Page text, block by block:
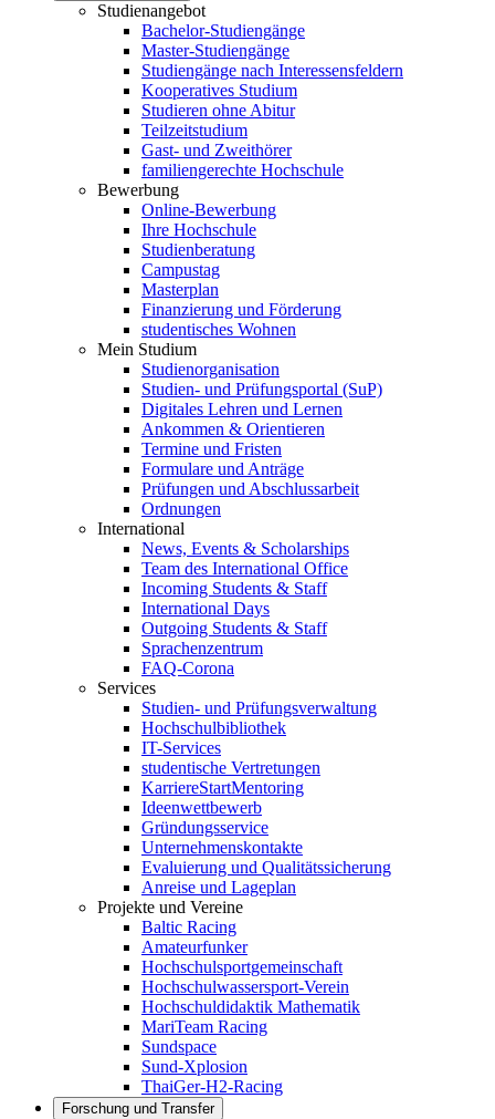
Studienangebot
Bachelor-Studiengänge
Master-Studiengänge
Studiengänge nach Interessensfeldern
Kooperatives Studium
Studieren ohne Abitur
Teilzeitstudium
Gast- und Zweithörer
familiengerechte Hochschule
Bewerbung
Online-Bewerbung
Ihre Hochschule
Studienberatung
Campustag
Masterplan
Finanzierung und Förderung
studentisches Wohnen
Mein Studium
Studienorganisation
Studien- und Prüfungsportal (SuP)
Digitales Lehren und Lernen
Ankommen & Orientieren
Termine und Fristen
Formulare und Anträge
Prüfungen und Abschlussarbeit
Ordnungen
International
News, Events & Scholarships
Team des International Office
Incoming Students & Staff
International Days
Outgoing Students & Staff
Sprachenzentrum
FAQ-Corona
Services
Studien- und Prüfungsverwaltung
Hochschulbibliothek
IT-Services
studentische Vertretungen
KarriereStartMentoring
Ideenwettbewerb
Gründungsservice
Unternehmenskontakte
Evaluierung und Qualitätssicherung
Anreise und Lageplan
Projekte und Vereine
Baltic Racing
Amateurfunker
Hochschulsportgemeinschaft
Hochschulwassersport-Verein
Hochschuldidaktik Mathematik
MariTeam Racing
Sundspace
Sund-Xplosion
ThaiGer-H2-Racing
Forschung und Transfer